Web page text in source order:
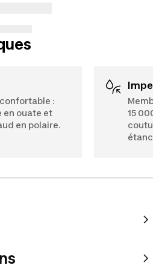
:
en ouate et
en polaire.
15 000